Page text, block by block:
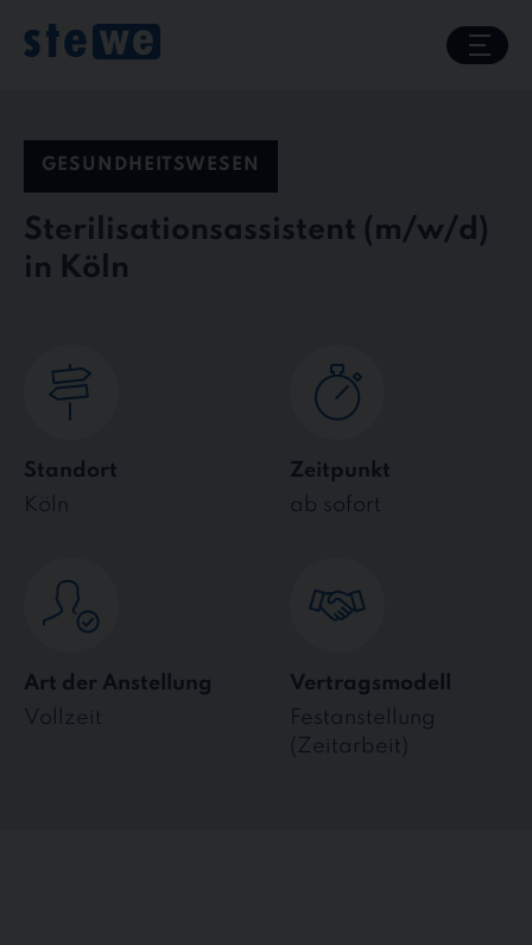
content
GESUNDHEITSWESEN
Sterilisationsassistent
in Köln
Standort
Köln
Zeitpunkt
ab sofort
Art der Anstellung
Vollzeit
Vertragsmodell
Festanstellung
(Zeitarbeit)